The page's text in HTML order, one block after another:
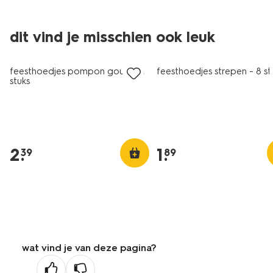
dit vind je misschien ook leuk
feesthoedjes pompon goud - 4
stuks
2.
39
feesthoedjes strepen - 8
1.
89
wat vind je van deze pagina?